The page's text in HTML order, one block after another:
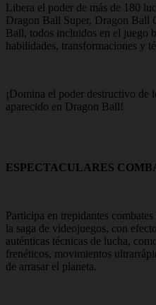
Libera el poder de más de 180
Dragon Ball Super, Dragon Ball
Ball, todos incluidos en el juego
habilidades, transformaciones y
¡Domina el poder destructivo de
aparecido en Dragon Ball!
ESPECTACULARES
Participa en trepidantes
la saga de videojuegos, con
auténticas técnicas de lucha,
frenéticos, movimientos
de arrasar el planeta.